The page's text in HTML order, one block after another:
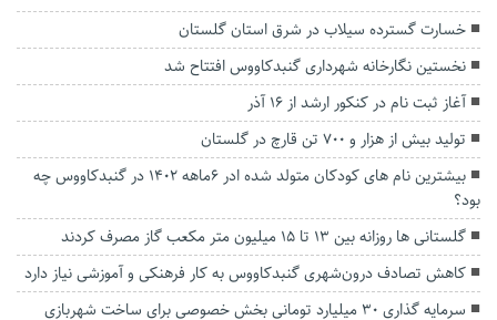
خسارت گسترده سیلاب در شرق استان گلستان
نخستین نگارخانه شهرداری گنبدکاووس افتتاح شد
آغاز ثبت نام در کنکور ارشد از ۱۶ آذر
تولید بیش از هزار و ۷۰۰ تن قارچ در گلستان
بیشترین نام های کودکان متولد شده ادر 6ماهه 1402 در گنبدکاووس چه
بود؟
گلستانی ها روزانه بین ۱۳ تا ۱۵ میلیون متر مکعب گاز مصرف کردند
کاهش تصادف درون‌شهری گنبدکاووس به کار فرهنکی و آموزشی نیاز دارد
سرمایه گذاری 30 میلیارد تومانی بخش خصوصی برای ساخت شهربازی